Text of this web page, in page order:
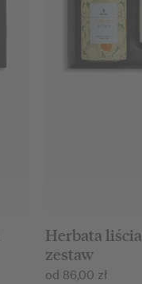
Herbata
zestaw
od 86,00 zł